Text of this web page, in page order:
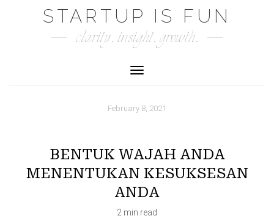
STARTUP IS FUN
clarity. insight. growth.
Toggle Navigation
February 8, 2021
BENTUK WAJAH ANDA
MENENTUKAN KESUKSESAN
ANDA
2 min read